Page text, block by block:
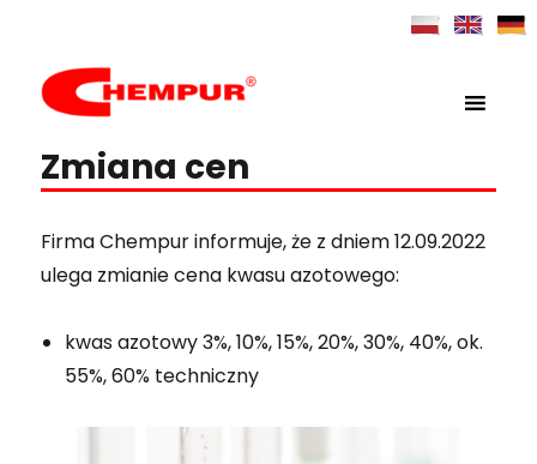
Chempur
Zmiana cen
Firma Chempur informuje, że z dniem 12.09.2022
ulega zmianie cena kwasu azotowego:
kwas azotowy 3%, 10%, 15%, 20%, 30%, 40%, ok.
55%, 60% techniczny